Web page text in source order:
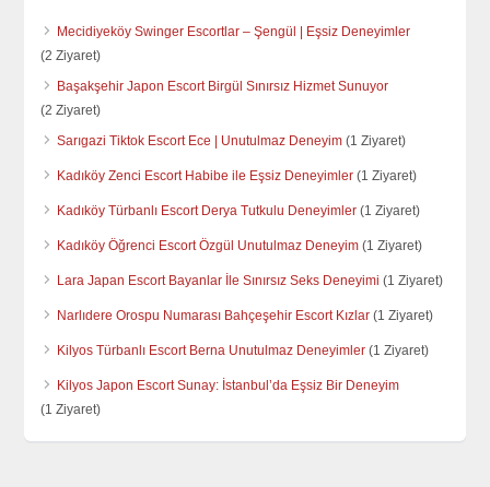
Mecidiyeköy Swinger Escortlar – Şengül | Eşsiz Deneyimler
(2 Ziyaret)
Başakşehir Japon Escort Birgül Sınırsız Hizmet Sunuyor
(2 Ziyaret)
Sarıgazi Tiktok Escort Ece | Unutulmaz Deneyim (1 Ziyaret)
Kadıköy Zenci Escort Habibe ile Eşsiz Deneyimler (1 Ziyaret)
Kadıköy Türbanlı Escort Derya Tutkulu Deneyimler (1 Ziyaret)
Kadıköy Öğrenci Escort Özgül Unutulmaz Deneyim (1 Ziyaret)
Lara Japan Escort Bayanlar İle Sınırsız Seks Deneyimi (1 Ziyaret)
Narlıdere Orospu Numarası Bahçeşehir Escort Kızlar (1 Ziyaret)
Kilyos Türbanlı Escort Berna Unutulmaz Deneyimler (1 Ziyaret)
Kilyos Japon Escort Sunay: İstanbul’da Eşsiz Bir Deneyim
(1 Ziyaret)